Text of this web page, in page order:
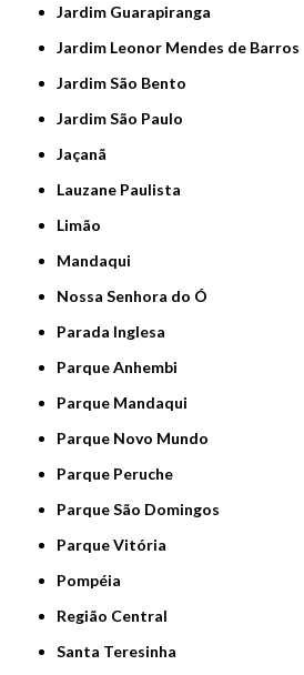
Jardim Guarapiranga
Jardim Leonor Mendes de Barros
Jardim São Bento
Jardim São Paulo
Jaçanã
Lauzane Paulista
Limão
Mandaqui
Nossa Senhora do Ó
Parada Inglesa
Parque Anhembi
Parque Mandaqui
Parque Novo Mundo
Parque Peruche
Parque São Domingos
Parque Vitória
Pompéia
Região Central
Santa Teresinha